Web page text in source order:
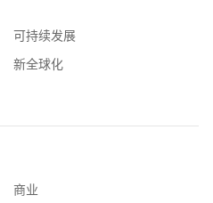
可持续发展
新全球化
商业